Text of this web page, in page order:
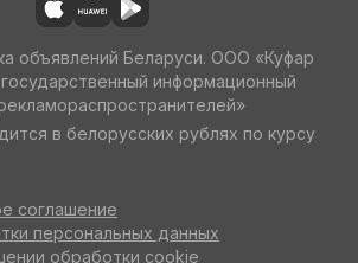
объявлений Беларуси. ООО «Куфар
информационный
в белорусских рублях по курсу
соглашение
персональных данных
обработки cookie